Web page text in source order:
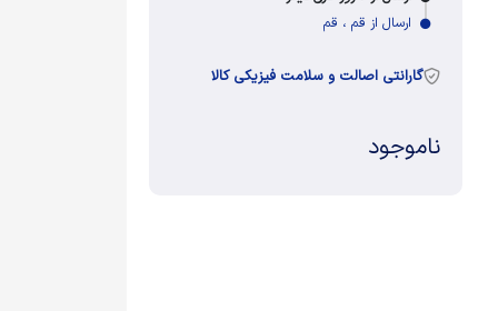
ارسال از قم ، قم
گارانتی اصالت و سلامت فیزیکی کالا
ناموجود